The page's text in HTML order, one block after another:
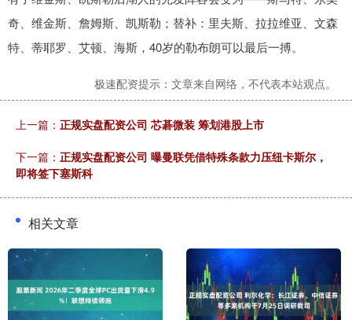
奇、维金斯、詹姆斯、凯斯勒；替补：里夫斯、拉拉维亚、文森
特、蒂耶罗、艾顿、海斯，40岁的勒布朗可以最后一搏。
极速配资提示：文章来自网络，不代表本站观点。
上一篇： 正规实盘配资公司 芯碁微装 筹划港股上市
下一篇： 正规实盘配资公司 曝曼联凭借特殊条款力压纽卡斯尔，
即将签下塞斯科
相关文章